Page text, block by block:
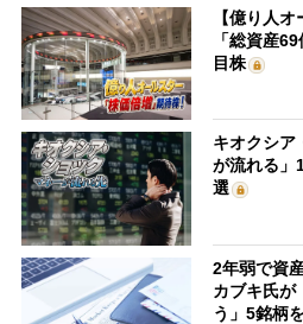
【億り人
「総資産
目株
キオクシア
が流れる
選
2年弱で資
カブキ氏が
う」5銘柄